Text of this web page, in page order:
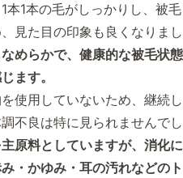
本1本の毛がしっかりし、被毛
見た目の印象も良くなりまし
めらかで、健康的な被毛状態
ます。
使用していないため、継続し
不良は特に見られませんでし
原料としていますが、消化に
・かゆみ・耳の汚れなどのト